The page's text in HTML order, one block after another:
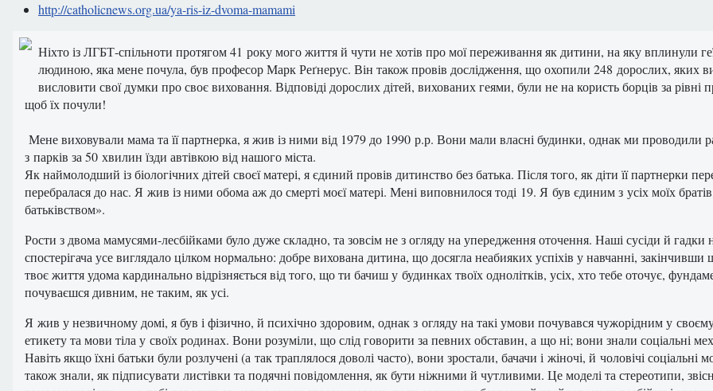
http://catholicnews.org.ua/ya-ris-iz-dvoma-mamami
Ніхто із ЛГБТ‑спільноти протягом 41 року мого життя й чути не хотів про мої переживання як дитини, на яку вплинули
людиною, яка мене почула, був професор Марк Реґнерус. Він також провів дослідження, що охопили 248 дорослих, яких
висловити свої думки про своє виховання. Відповіді дорослих дітей, вихованих геями, були не на користь борців за рівні
щоб їх почули!
Мене виховували мама та її партнерка, я жив із ними від 1979 до 1990 р.р. Вони мали власні будинки, однак ми проводили
з парків за 50 хвилин їзди автівкою від нашого міста.
Як наймолодший із біологічних дітей своєї матері, я єдиний провів дитинство без батька. Після того, як діти її партнерки
перебралася до нас. Я жив із ними обома аж до смерті моєї матері. Мені виповнилося тоді 19. Я був єдиним з усіх моїх
батьківством».
Рости з двома мамусями-лесбійками було дуже складно, та зовсім не з огляду на упередження оточення. Наші сусіди й
спостерігача усе виглядало цілком нормально: добре вихована дитина, що досягла неабияких успіхів у навчанні,
твоє життя удома кардинально відрізняється від того, що ти бачиш у будинках твоїх однолітків, усіх, хто тебе оточує,
почуваєшся дивним, не таким, як усі.
Я жив у незвичному домі, я був і фізично, й психічно здоровим, однак з огляду на такі умови почувався чужорідним у
етикету та мови тіла у своїх родинах. Вони розуміли, що слід говорити за певних обставин, а що ні; вони знали соціальні
Навіть якщо їхні батьки були розлучені (а так траплялося доволі часто), вони зростали, бачачи і жіночі, й чоловічі
також знали, як підписувати листівки та подячні повідомлення, як бути ніжними й чутливими. Це моделі та стереотипи,